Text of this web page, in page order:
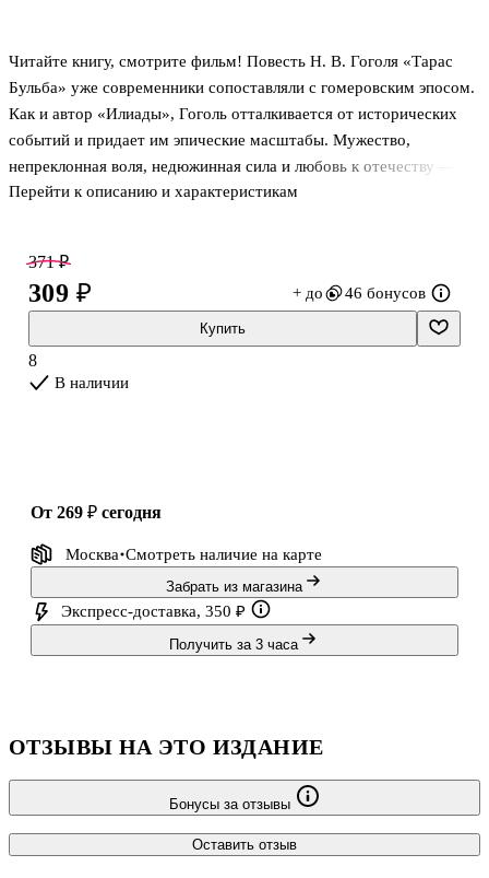
Читайте книгу, смотрите фильм! Повесть Н. В. Гоголя «Тарас
Бульба» уже современники сопоставляли с гомеровским эпосом.
Как и автор «Илиады», Гоголь отталкивается от исторических
событий и придает им эпические масштабы. Мужество,
непреклонная воля, недюжинная сила и любовь к отечеству —
черты истинных героев в «Тарасе Бульбе». Может быть, поэтому
режиссеров вновь и вновь воплощать фантазию писателя на
экране.
Перейти к описанию и характеристикам
371 ₽
309 ₽ + до 46 бонусов
Купить
8
В наличии
от 269 ₽ сегодня
Москва Смотреть наличие на карте
Забрать из магазина
Экспресс-доставка, 350 ₽
Получить за 3 часа
ОТЗЫВЫ НА ЭТО ИЗДАНИЕ
Бонусы за отзывы
Оставить отзыв